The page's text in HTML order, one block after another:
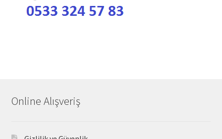
Online Alışveriş